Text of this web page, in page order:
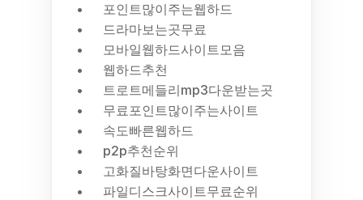
포인트많이주는웹하드
드라마보는곳무료
모바일웹하드사이트모음
웹하드추천
트로트메들리mp3다운받는곳
무료포인트많이주는사이트
속도빠른웹하드
p2p추천순위
고화질바탕화면다운사이트
파일디스크사이트무료순위